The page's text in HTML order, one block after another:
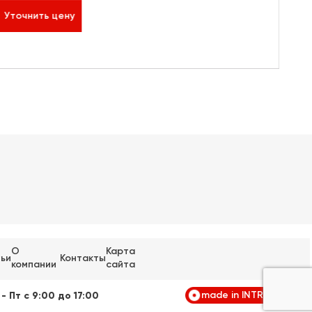
Уточнить цену
О
компании
Контакты
Карта
сайта
- Пт с 9:00 до17:00 made in INTRID